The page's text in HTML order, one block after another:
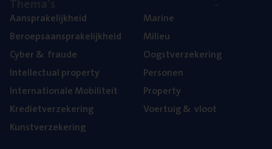
Aan­spra­ke­lijk­heid
Beroeps­aan­spra­ke­lijk­heid
Cyber& fraude
Intel­lec­tu­al property
Inter­na­ti­o­na­le Mobiliteit
Kre­diet­ver­ze­ke­ring
Kunst­ver­ze­ke­ring
Mari­ne
Mili­eu
Oogst­ver­ze­ke­ring
Per­so­nen
Pro­per­ty
Voer­tuig& vloot